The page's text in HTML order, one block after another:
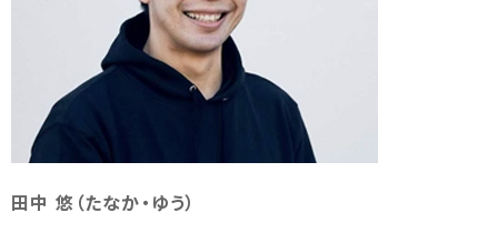
田中 悠（たなか・ゆう）